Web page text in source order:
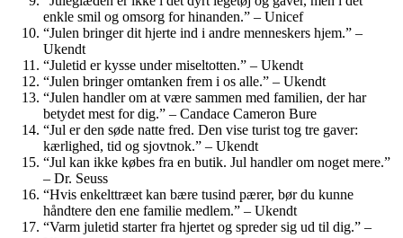
enkle smil og omsorg for hinanden.” – Unicef
“Julen bringer dit hjerte ind i andre menneskers hjem.” –
Ukendt
“Juletid er kysse under miseltotten.” – Ukendt
“Julen bringer omtanken frem i os alle.” – Ukendt
“Julen handler om at være sammen med familien, der har
betydet mest for dig.” – Candace Cameron Bure
“Jul er den søde natte fred. Den vise turist tog tre gaver:
kærlighed, tid og sjovtnok.” – Ukendt
“Jul kan ikke købes fra en butik. Jul handler om noget mere.”
– Dr. Seuss
“Hvis enkelttræet kan bære tusind pærer, bør du kunne
håndtere den ene familie medlem.” – Ukendt
“Varm juletid starter fra hjertet og spreder sig ud til dig.” –